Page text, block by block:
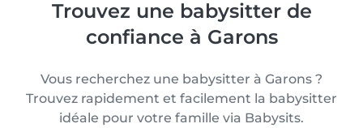
Trouvez une babysitter de
confiance à Garons
Vous recherchez une babysitter à Garons ?
Trouvez rapidement et facilement la babysitter
idéale pour votre famille via Babysits.